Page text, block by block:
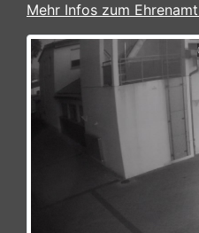
Mehr Infos zum